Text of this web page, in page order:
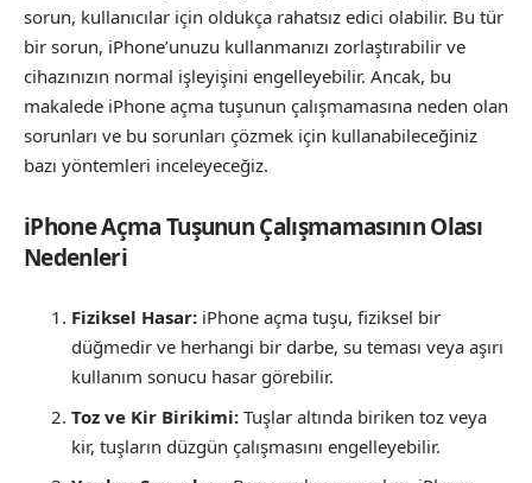
sorun, kullanıcılar için oldukça rahatsız edici olabilir. Bu tür
bir sorun, iPhone’unuzu kullanmanızı zorlaştırabilir ve
cihazınızın normal işleyişini engelleyebilir. Ancak, bu
makalede iPhone açma tuşunun çalışmamasına neden olan
sorunları ve bu sorunları çözmek için kullanabileceğiniz
bazı yöntemleri inceleyeceğiz.
iPhone Açma Tuşunun Çalışmamasının Olası
Nedenleri
Fiziksel Hasar: iPhone açma tuşu, fiziksel bir
düğmedir ve herhangi bir darbe, su teması veya aşırı
kullanım sonucu hasar görebilir.
Toz ve Kir Birikimi: Tuşlar altında biriken toz veya
kir, tuşların düzgün çalışmasını engelleyebilir.